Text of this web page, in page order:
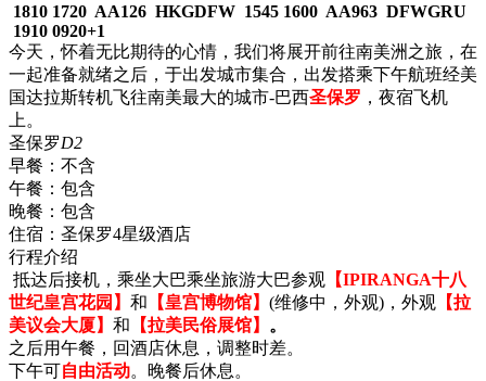
1810 1720 AA126 HKGDFW 1545 1600 AA963 DFWGRU
1910 0920+1
今天，怀着无比期待的心情，我们将展开前往南美洲之旅，在
一起准备就绪之后，于出发城市集合，出发搭乘下午航班经美
国达拉斯转机飞往南美最大的城市-巴西圣保罗 ，夜宿飞机
上。
圣保罗D2
早餐： 不含
午餐： 包含
晚餐： 包含
住宿： 圣保罗4星级酒店
行程介绍
抵达后接机，乘坐大巴乘坐旅游大巴参观 【IPIRANGA十八
世纪皇宫花园】 和 【皇宫博物馆】 (维修中，外观)，外观 【拉
美议会大厦】 和 【拉美民俗展馆】 。
之后用午餐，回酒店休息，调整时差。
下午可自由活动。晚餐后休息。